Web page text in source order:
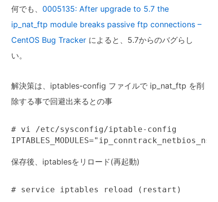
何でも、 0005135: After upgrade to 5.7 the
ip_nat_ftp module breaks passive ftp connections –
CentOS Bug Tracker によると、5.7からのバグらし
い。
解決策は、iptables-config ファイルで ip_nat_ftp を削
除する事で回避出来るとの事
# vi /etc/sysconfig/iptable-config
保存後、iptablesをリロード(再起動)